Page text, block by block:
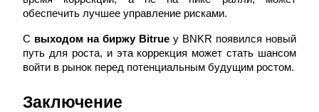
обеспечить лучшее управление рисками.
С выходом на биржу Bitrue у BNKR появился новый
путь для роста, и эта коррекция может стать шансом
войти в рынок перед потенциальным будущим ростом.
Заключение